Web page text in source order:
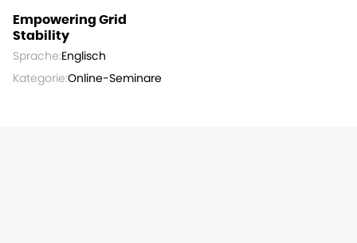
Empowering Grid
Stability
Sprache:Englisch
Kategorie:Online-Seminare